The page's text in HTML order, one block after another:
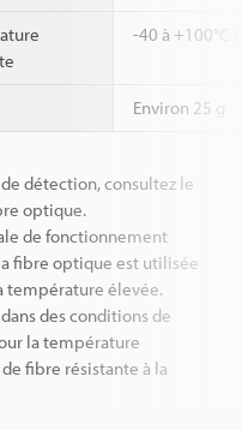
-40 à +100°C
Environ 25 g
détection, consultez le
optique.
de fonctionnement
fibre optique est utilisée
température élevée.
des conditions de
la température
fibre résistante à la